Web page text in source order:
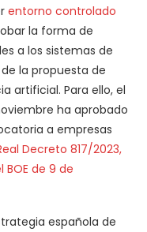
entorno controlado
la forma de
a los sistemas de
la propuesta de
artificial. Para ello, el
ha aprobado
a empresas
Decreto 817/2023,
de 9 de
española de